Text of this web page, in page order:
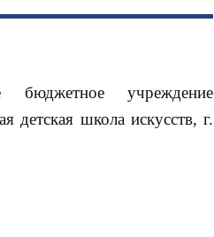
бюджетное учреждение
детская школа искусств, г.